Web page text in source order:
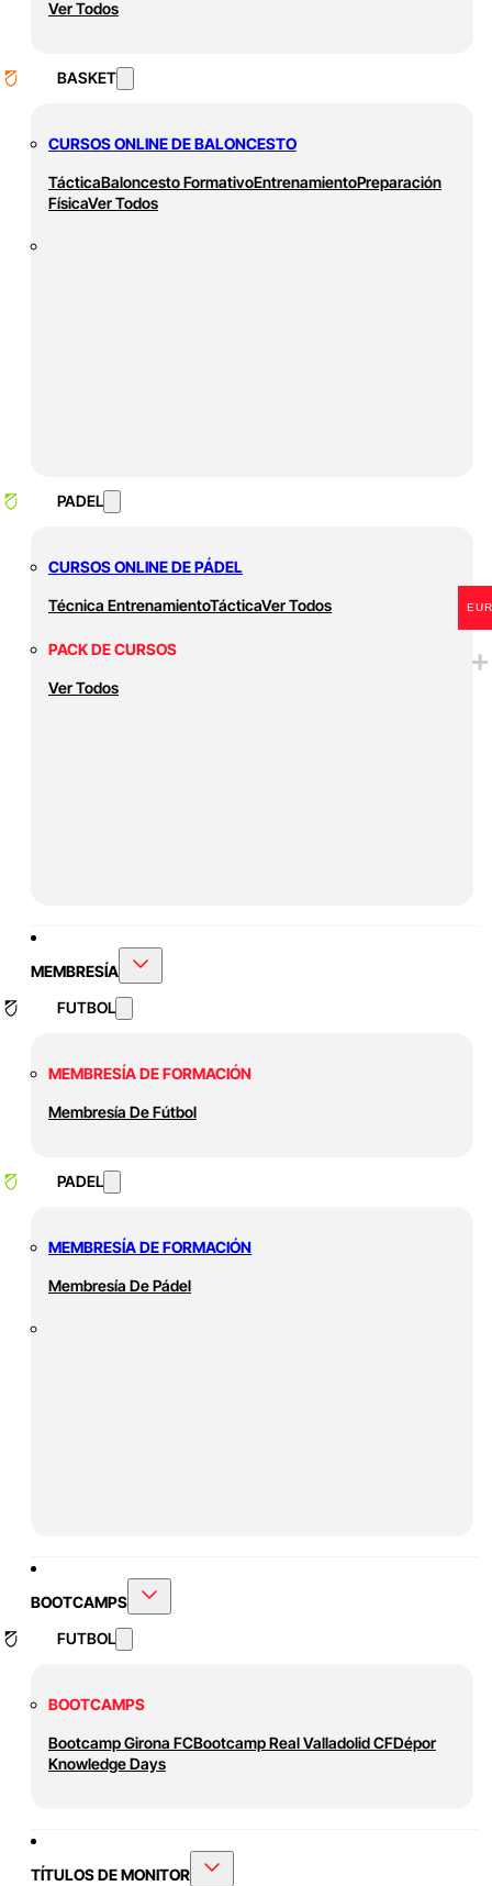
Ver Todos
BASKET
CURSOS ONLINE DE BALONCESTO
TácticaBaloncesto FormativoEntrenamientoPreparación
FísicaVer Todos
PADEL
CURSOS ONLINE DE PÁDEL
Técnica EntrenamientoTácticaVer Todos
PACK DE CURSOS
Ver Todos
MEMBRESÍA
FUTBOL
MEMBRESÍA DE FORMACIÓN
Membresía De Fútbol
PADEL
MEMBRESÍA DE FORMACIÓN
Membresía De Pádel
BOOTCAMPS
FUTBOL
BOOTCAMPS
Bootcamp Girona FCBootcamp Real Valladolid CFDépor
Knowledge Days
TÍTULOS DE MONITOR
EUR